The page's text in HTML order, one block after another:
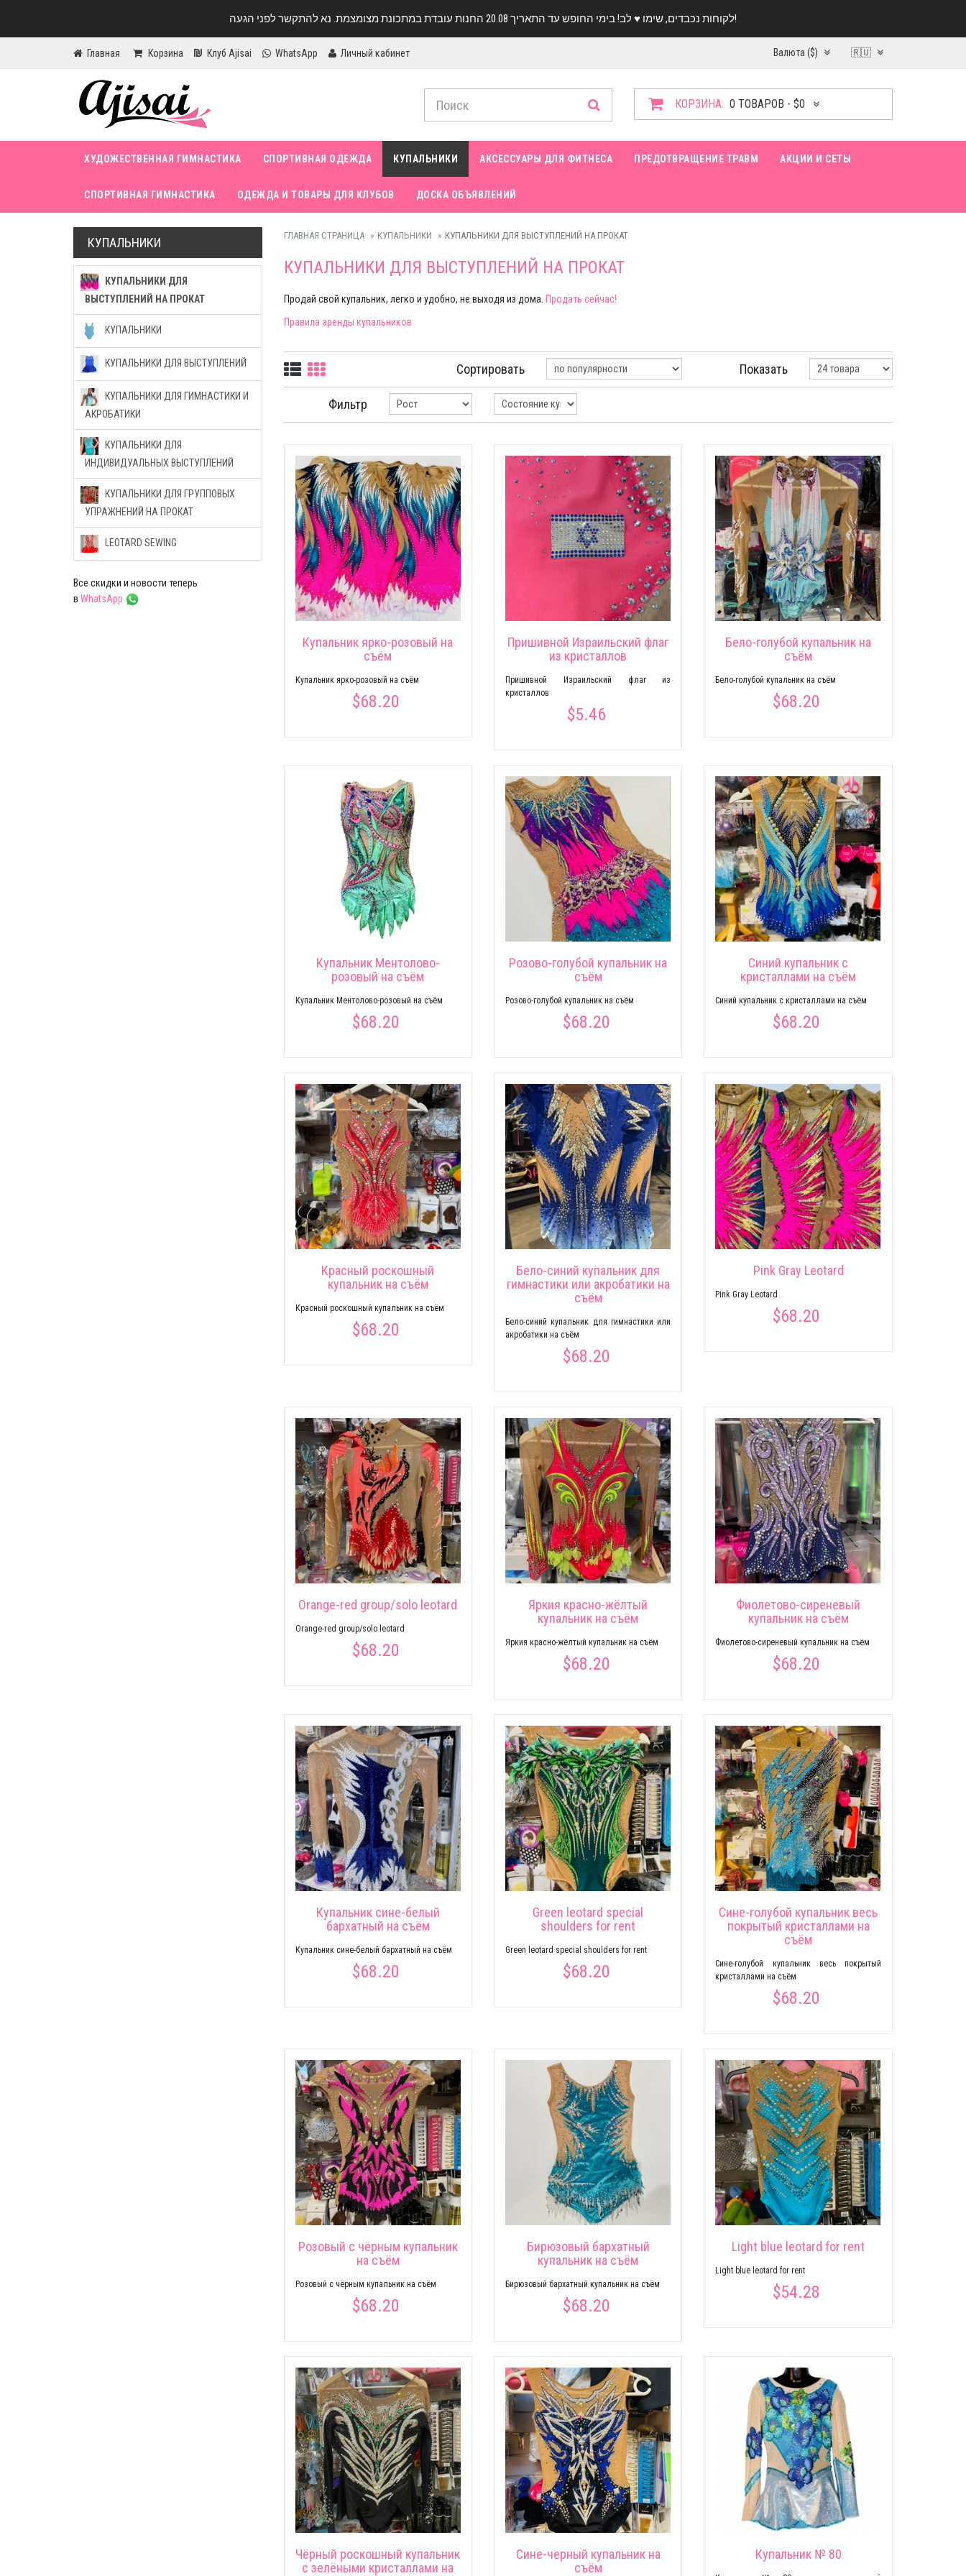
לקוחות נכבדים, שימו ♥️ לב! בימי החופש עד התאריך 20.08 החנות עובדת במתכונת מצומצמת. נא להתקשר לפני הגעה!
Главная Корзина Клуб Ajisai WhatsApp Личный кабинет Валюта ($) 🇷🇺
КОРЗИНА: 0 ТОВАРОВ - $0
ХУДОЖЕСТВЕННАЯ ГИМНАСТИКА СПОРТИВНАЯ ОДЕЖДА КУПАЛЬНИКИ АКСЕССУАРЫ ДЛЯ ФИТНЕСА ПРЕДОТВРАЩЕНИЕ ТРАВМ АКЦИИ И СЕТЫ
СПОРТИВНАЯ ГИМНАСТИКА ОДЕЖДА И ТОВАРЫ ДЛЯ КЛУБОВ ДОСКА ОБЪЯВЛЕНИЙ
ГЛАВНАЯ СТРАНИЦА КУПАЛЬНИКИ КУПАЛЬНИКИ ДЛЯ ВЫСТУПЛЕНИЙ НА ПРОКАТ
КУПАЛЬНИКИ ДЛЯ ВЫСТУПЛЕНИЙ НА ПРОКАТ
Продай свой купальник, легко и удобно, не выходя из дома. Продать сейчас!
Правила аренды купальников
Сортировать Показать
Фильтр
Купальник ярко-розовый на
съём
Купальник ярко-розовый на съём
$68.20
Пришивной Израильский флаг
из кристаллов
Пришивной Израильский флаг из
кристаллов
$5.46
Бело-голубой купальник на
съём
Бело-голубой купальник на съём
$68.20
Купальник Ментолово-
розовый на съём
Купальник Ментолово-розовый на съём
$68.20
Розово-голубой купальник на
съём
Розово-голубой купальник на съём
$68.20
Cиний купальник с
кристаллами на съём
Cиний купальник с кристаллами на съём
$68.20
Красный роскошный
купальник на съём
Красный роскошный купальник на съём
$68.20
Бело-синий купальник для
гимнастики или акробатики на
съём
Бело-синий купальник для гимнастики или
акробатики на съём
$68.20
Pink Gray Leotard
Pink Gray Leotard
$68.20
Orange-red group/solo leotard
Orange-red group/solo leotard
$68.20
Яркия красно-жёлтый
купальник на съём
Яркия красно-жёлтый купальник на съём
$68.20
Фиолетово-сиреневый
купальник на съём
Фиолетово-сиреневый купальник на съём
$68.20
Купальник сине-белый
бархатный на съём
Купальник сине-белый бархатный на съём
$68.20
Green leotard special
shoulders for rent
Green leotard special shoulders for rent
$68.20
Сине-голубой купальник весь
покрытый кристаллами на
съём
Сине-голубой купальник весь покрытый
кристаллами на съём
$68.20
Розовый с чёрным купальник
на съём
Розовый с чёрным купальник на съём
$68.20
Бирюзовый бархатный
купальник на съём
Бирюзовый бархатный купальник на съём
$68.20
Light blue leotard for rent
Light blue leotard for rent
$54.28
Чёрный роскошный купальник
с зелёными кристаллами на
Сине-черный купальник на
съём
Купальник № 80
КУПАЛЬНИКИ
КУПАЛЬНИКИ ДЛЯ
ВЫСТУПЛЕНИЙ НА ПРОКАТ
КУПАЛЬНИКИ
КУПАЛЬНИКИ ДЛЯ ВЫСТУПЛЕНИЙ
КУПАЛЬНИКИ ДЛЯ ГИМНАСТИКИ И
АКРОБАТИКИ
КУПАЛЬНИКИ ДЛЯ
ИНДИВИДУАЛЬНЫХ ВЫСТУПЛЕНИЙ
КУПАЛЬНИКИ ДЛЯ ГРУППОВЫХ
УПРАЖНЕНИЙ НА ПРОКАТ
LEOTARD SEWING
Все скидки и новости теперь
в WhatsApp